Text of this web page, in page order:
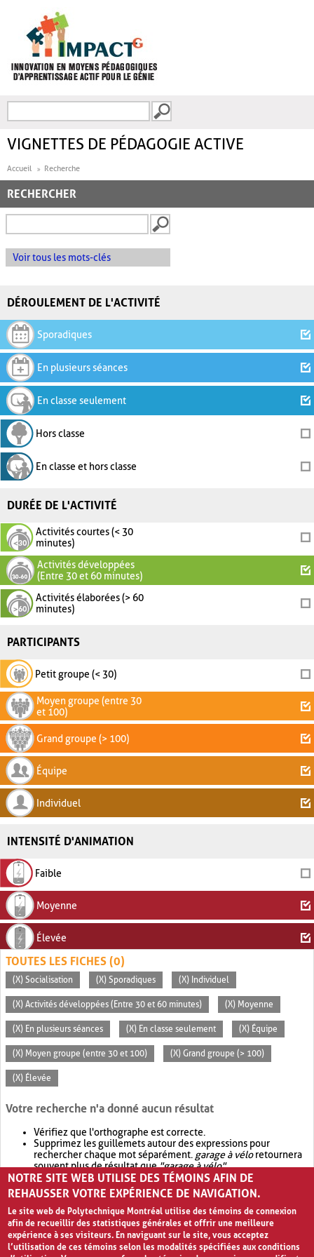
FORMULAIRE DE
VIGNETTES DE PÉDAGOGIE ACTIVE
Accueil Recherche
RECHERCHER
Voir tous les mots-clés
DÉROULEMENT DE L'ACTIVITÉ
Sporadiques
En plusieurs séances
En classe seulement
Hors classe
En classe et hors classe
DURÉE DE L'ACTIVITÉ
Activités courtes (< 30
minutes)
Activités développées
(Entre 30 et 60 minutes)
Activités élaborées (> 60
minutes)
PARTICIPANTS
Petit groupe (< 30)
Moyen groupe (entre 30
et 100)
Grand groupe (> 100)
Équipe
Individuel
INTENSITÉ D'ANIMATION
Faible
Moyenne
Élevée
TOUTES LES FICHES (0)
(X) Socialisation (X) Sporadiques (X) Individuel
(X) Activités développées (Entre 30 et 60 minutes) (X) Moyenne
(X) En plusieurs séances (X) En classe seulement (X) Équipe
(X) Moyen groupe (entre 30 et 100) (X) Grand groupe (> 100)
(X) Élevée
Votre recherche n'a donné aucun résultat
Vérifiez que l'orthographe est correcte.
Supprimez les guillemets autour des expressions pour
rechercher chaque mot séparément. garage à véloretournera
souvent plus de résultat que"garage à vélo".
Envisagez d'élargir votre recherche avec OR.garage OR vélo
retournera souvent plus de résultat quegarage à vélo
NOTRE SITE WEB UTILISE DES TÉMOINS AFIN DE
REHAUSSER VOTRE EXPÉRIENCE DE NAVIGATION.
Le site web de Polytechnique Montréal utilise des témoins de connexion
afin de recueillir des statistiques générales et offrir une meilleure
expérience à ses visiteurs. En naviguant sur le site, vous acceptez
l’utilisation de ces témoins selon les modalités spécifiées aux conditions